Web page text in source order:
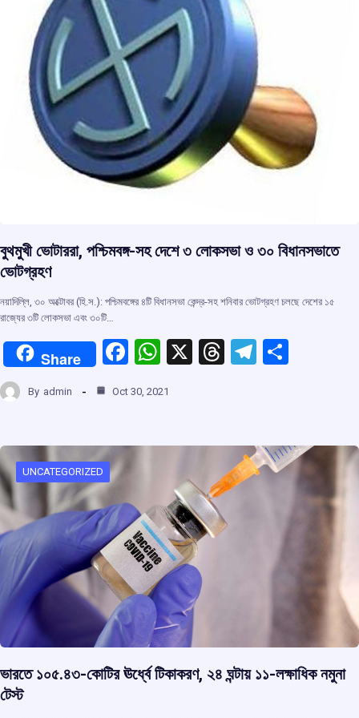
বুথমুখী ভোটাররা, পশ্চিমবঙ্গ-সহ দেশে ৩ লোকসভা ও ৩০ বিধানসভাতে
ভোটগ্রহণ
নয়াদিল্লি, ৩০ অক্টোবর (হি.স.): পশ্চিমবঙ্গের ৪টি বিধানসভা কেন্দ্র-সহ শনিবার ভোটগ্রহণ চলছে দেশের ১৫
রাজ্যের ৩টি লোকসভা এবং ৩০টি…
Share
F
ce
o
k
W
at
A
p
X
T
d
s
T
a
m
By admin Oct 30, 2021
UNCATEGORIZED
ভারতে ১০৫.৪৩-কোটির ঊর্ধ্বে টিকাকরণ, ২৪ ঘন্টায় ১১-লক্ষাধিক নমুনা
টেস্ট